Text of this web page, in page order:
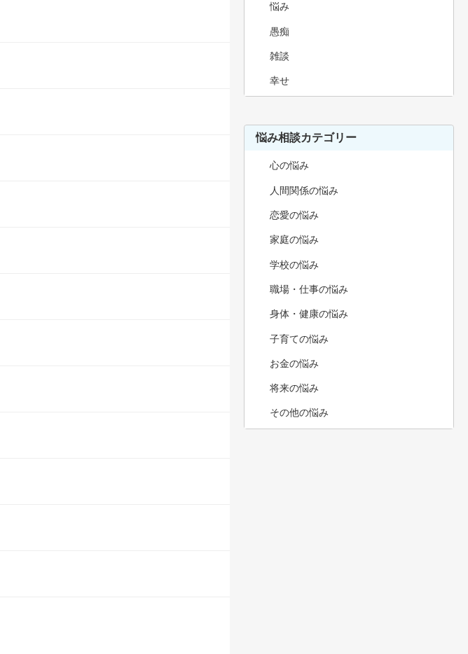
悩み
愚痴
雑談
幸せ
悩み相談カテゴリー
心の悩み
人間関係の悩み
恋愛の悩み
家庭の悩み
学校の悩み
職場・仕事の悩み
身体・健康の悩み
子育ての悩み
お金の悩み
将来の悩み
その他の悩み